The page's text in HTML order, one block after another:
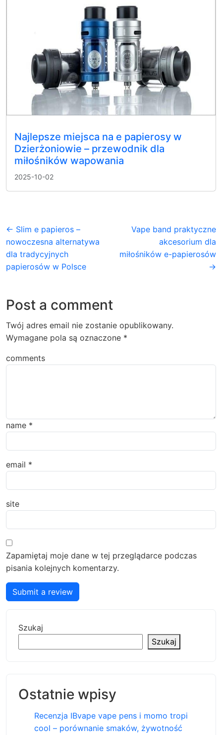
Najlepsze miejsca na e papierosy w
Dzierżoniowie – przewodnik dla
miłośników wapowania
2025-10-02
← Slim e papieros –
nowoczesna alternatywa
dla tradycyjnych
papierosów w Polsce
Vape band praktyczne
akcesorium dla
miłośników e-papierosów
→
Post a comment
Twój adres email nie zostanie opublikowany.
Wymagane pola są oznaczone *
comments
name *
email *
site
Zapamiętaj moje dane w tej przeglądarce podczas
pisania kolejnych komentarzy.
Submit a review
Szukaj
Szukaj
Ostatnie wpisy
Recenzja IBvape vape pens i momo tropi
cool – porównanie smaków, żywotność